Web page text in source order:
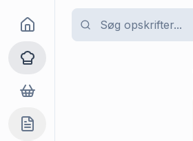
Goma
Opskrifter
Dagligvarer
Indkøbslisten